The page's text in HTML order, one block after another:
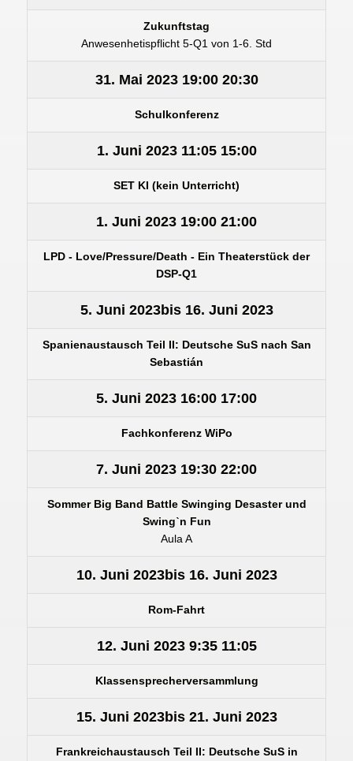
Zukunftstag
Anwesenhetispflicht 5-Q1 von 1-6. Std
31. Mai 202319:00 20:30
Schulkonferenz
1. Juni 202311:05 15:00
SET KI (kein Unterricht)
1. Juni 2023 19:00 21:00
LPD - Love/Pressure/Death - Ein Theaterstück der
DSP-Q1
5. Juni 2023bis 16. Juni 2023
Spanienaustausch Teil II: Deutsche SuS nach San
Sebastián
5. Juni 2023 16:00 17:00
Fachkonferenz WiPo
7. Juni 2023 19:30 22:00
Sommer Big Band Battle Swinging Desaster und
Swingˋn Fun
Aula A
10. Juni 2023bis 16. Juni 2023
Rom-Fahrt
12. Juni 20239:35 11:05
Klassensprecherversammlung
15. Juni 2023bis 21. Juni 2023
Frankreichaustausch Teil II: Deutsche SuS in